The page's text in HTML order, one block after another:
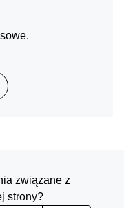
związane z
strony?